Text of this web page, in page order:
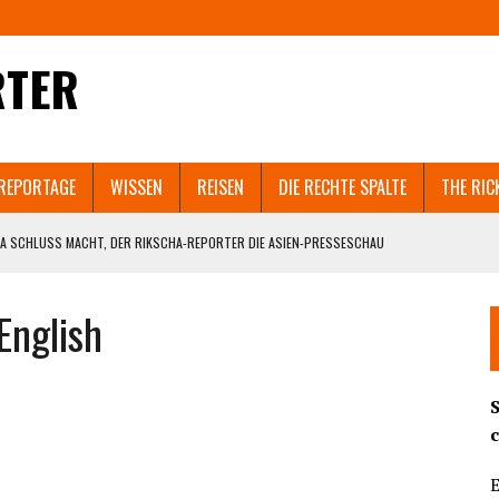
WISSEN REISEN DIE RECHTE SPALTE THE
SCHLUSS MACHT, DER RIKSCHA-REPORTER DIE ASIEN-PRESSESCHAU
SHANGHAI GEHT VIRAL. UND WELCHEM ASIATISCHEN LAND NACH SRI LANKA